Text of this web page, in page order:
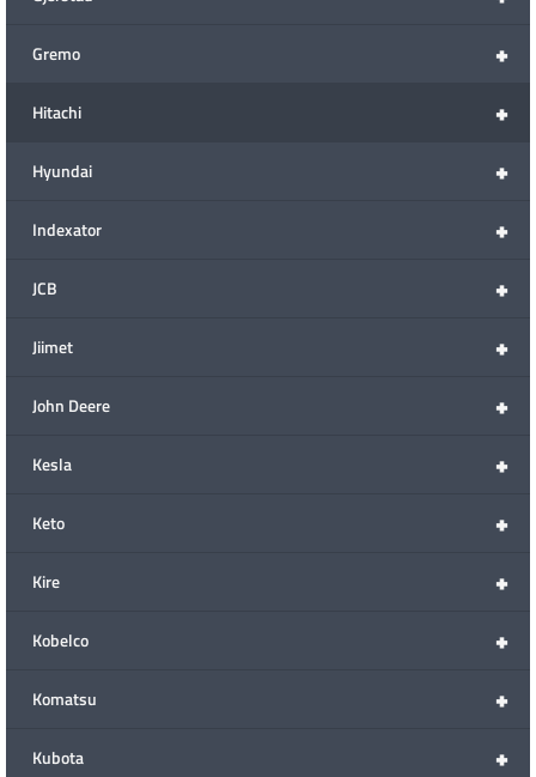
+
Gremo
+
Hitachi
+
Hyundai
+
Indexator
+
JCB
+
Jiimet
+
John Deere
+
Kesla
+
Keto
+
Kire
+
Kobelco
+
Komatsu
+
Kubota